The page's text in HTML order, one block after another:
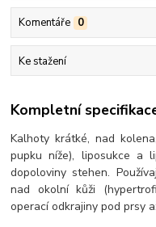
Komentáře 0
Ke stažení
Kompletní
Kalhoty krátké, nad
pupku níže), liposukce a
dopoloviny stehen.
nad okolní kůži
operací odkrajiny pod prsy